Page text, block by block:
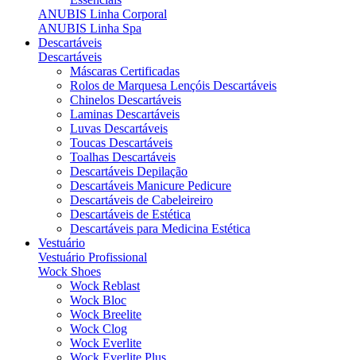
ANUBIS Linha Corporal
ANUBIS Linha Spa
Descartáveis
Descartáveis
Máscaras Certificadas
Rolos de Marquesa Lençóis Descartáveis
Chinelos Descartáveis
Laminas Descartáveis
Luvas Descartáveis
Toucas Descartáveis
Toalhas Descartáveis
Descartáveis Depilação
Descartáveis Manicure Pedicure
Descartáveis de Cabeleireiro
Descartáveis de Estética
Descartáveis para Medicina Estética
Vestuário
Vestuário Profissional
Wock Shoes
Wock Reblast
Wock Bloc
Wock Breelite
Wock Clog
Wock Everlite
Wock Everlite Plus